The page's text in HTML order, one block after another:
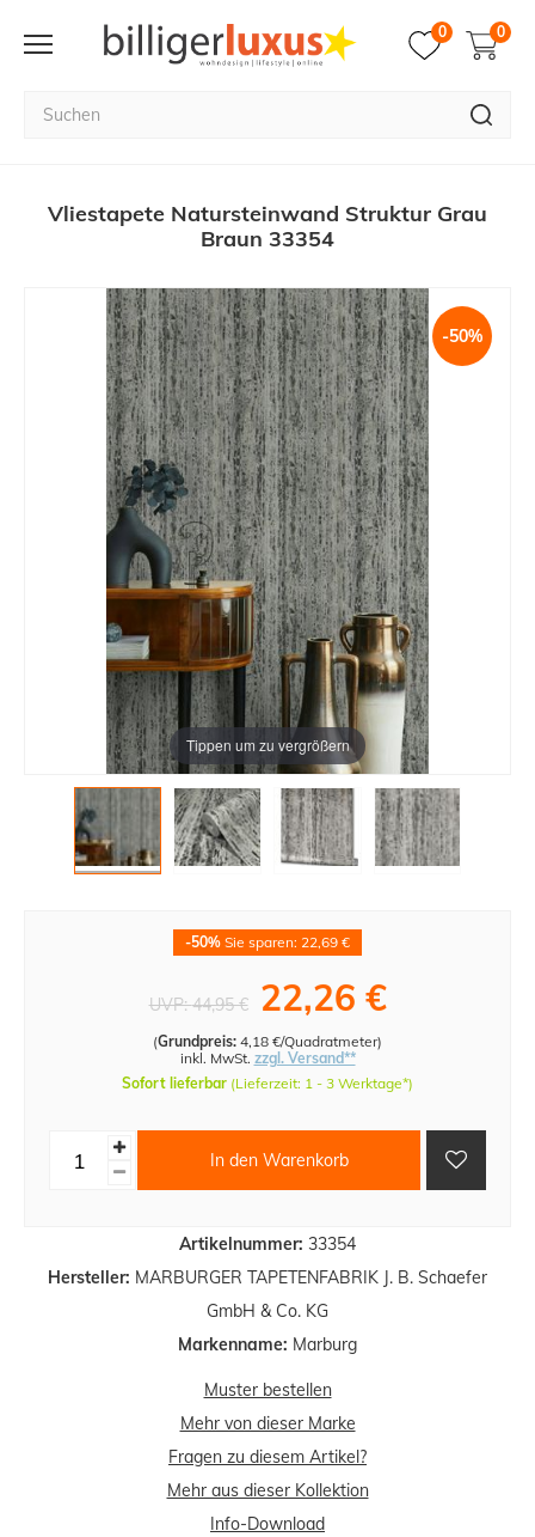
0 0
Vliestapete Natursteinwand Struktur Grau
Braun 33354
Tippen um zu vergrößern
-50%
Artikelnummer: 33354
Hersteller: MARBURGER TAPETENFABRIK J. B. Schaefer
GmbH & Co. KG
Markenname: Marburg
-50% Sie sparen: 22,69 €
UVP:44,95 € 22,26 €
(Grundpreis: 4,18 €/Quadratmeter)
inkl. MwSt. zzgl. Versand**
Sofort lieferbar (Lieferzeit: 1 - 3 Werktage*)
In den Warenkorb
Muster bestellen
Mehr von dieser Marke
Fragen zu diesem Artikel?
Mehr aus dieser Kollektion
Info-Download